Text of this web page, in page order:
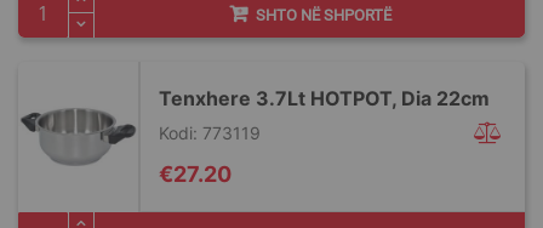
SHTO NË SHPORTË
Tenxhere 3.7Lt HOTPOT, Dia 22cm
Kodi: 773119
€27.20